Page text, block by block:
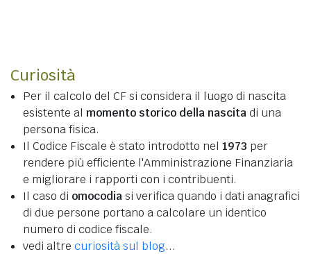
Curiosità
Per il calcolo del CF si considera il luogo di nascita
esistente al momento storico della nascitadi una
persona fisica.
Il Codice Fiscale è stato introdotto nel 1973 per
rendere più efficiente l'Amministrazione Finanziaria
e migliorare i rapporti con i contribuenti.
Il caso di omocodiasi verifica quando i dati anagrafici
di due persone portano a calcolare un identico
numero di codice fiscale.
vedi altre curiosità sul blog...